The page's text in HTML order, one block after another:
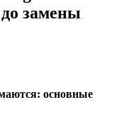
замены
основные